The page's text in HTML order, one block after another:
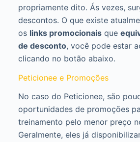
propriamente dito. Ás vezes,
descontos. O que existe
os links promocionaisque
de desconto, você pode estar
clicando no botão abaixo.
Peticionee e Promoções
No caso do Peticionee, são
oportunidades de promoções
treinamento pelo menor preço
Geralmente, eles já